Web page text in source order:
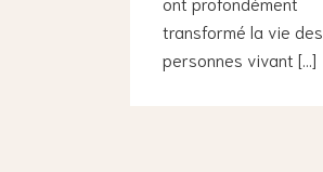
transformé la vie des
personnes vivant […]